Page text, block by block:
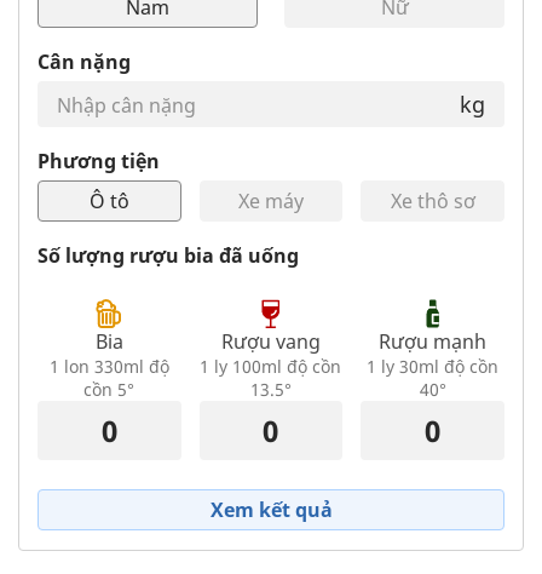
Nam Nữ
Cân nặng
kg
Phương tiện
Ô tô
Xe máy Xe thô sơ
Số lượng rượu bia đã uống
Bia
1 lon 330ml độ
cồn 5°
Rượu vang
1 ly 100ml độ cồn
13.5°
Rượu mạnh
1 ly 30ml độ cồn
40°
Xem kết quả